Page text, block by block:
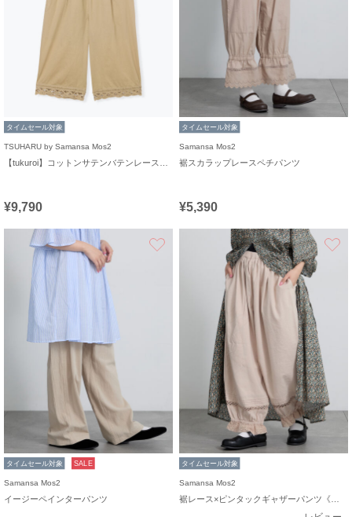
タイムセール対象
TSUHARU by Samansa Mos2
¥9,790
タイムセール対象
Samansa Mos2
裾スカラップレースペチパンツ
¥5,390
タイムセール対象 SALE
Samansa Mos2
イージーペインターパンツ
タイムセール対象
Samansa Mos2